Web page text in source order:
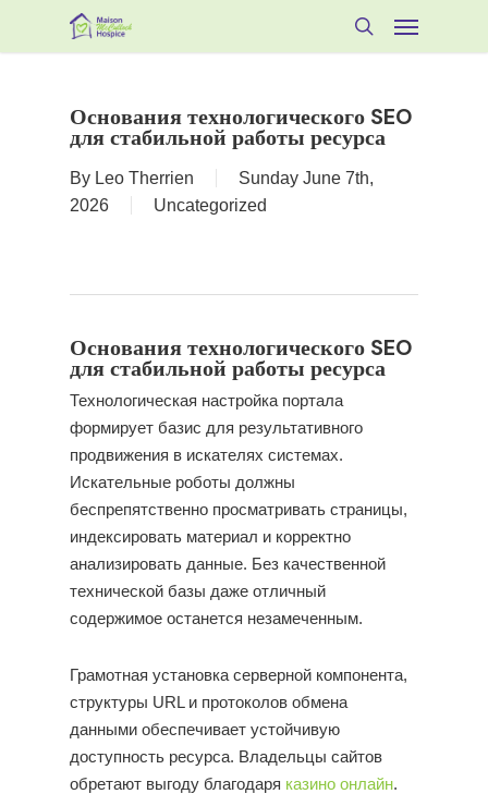
Menu
Основания технологического SEO
для стабильной работы ресурса
By Leo Therrien
Sunday June 7th,
2026
Uncategorized
Основания технологического SEO
для стабильной работы ресурса
Технологическая настройка портала
формирует базис для результативного
продвижения в искателях системах.
Искательные роботы должны
беспрепятственно просматривать страницы,
индексировать материал и корректно
анализировать данные. Без качественной
технической базы даже отличный
содержимое останется незамеченным.
Грамотная установка серверной компонента,
структуры URL и протоколов обмена
данными обеспечивает устойчивую
доступность ресурса. Владельцы сайтов
обретают выгоду благодаря казино онлайн.